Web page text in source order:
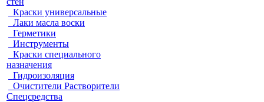
Краски универсальные
Лаки масла воски
Герметики
Инструменты
Краски специального
назначения
Гидроизоляция
Очистители Растворители
Спецсредства